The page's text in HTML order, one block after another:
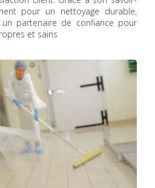
pour un nettoyage durable,
partenaire de confiance pour
et sains